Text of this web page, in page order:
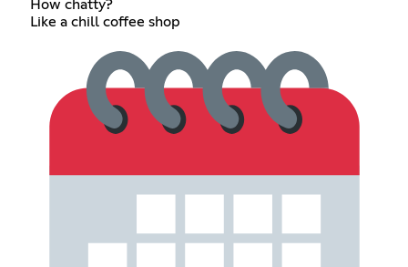
How chatty?
Like a chill coffee shop